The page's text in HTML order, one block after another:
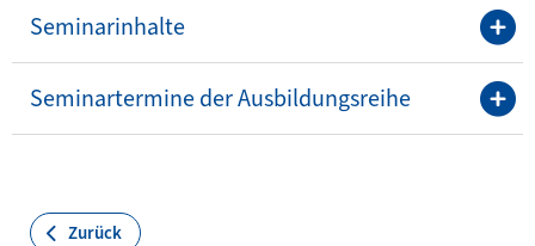
Seminarinhalte
Seminartermine der Ausbildungsreihe
Zurück